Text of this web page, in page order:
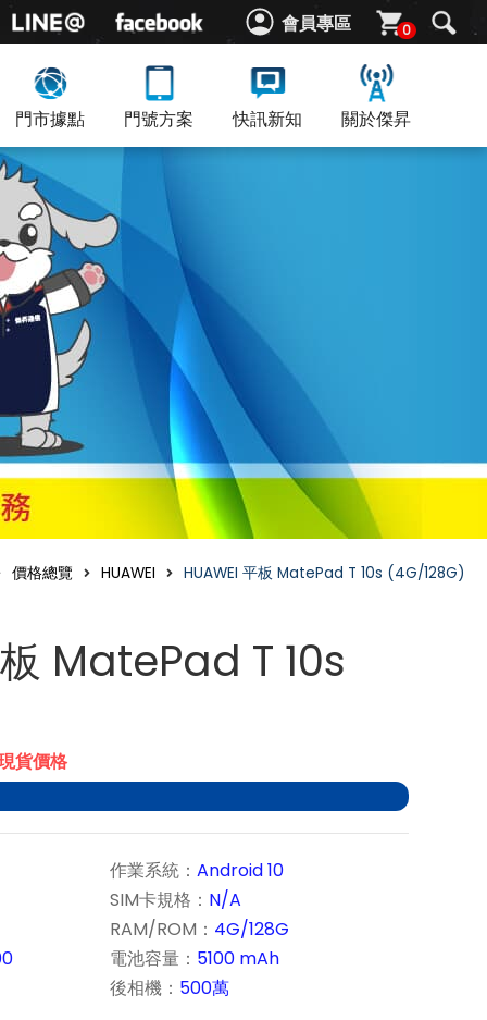
會員專區 0
門市據點 門號方案 快訊新知 關於傑昇
價格總覽 HUAWEI HUAWEI 平板 MatePad T 10s (4G/128G)
MatePad T 10s
貨價格
作業系統： Android 10
SIM卡規格： N/A
RAM/ROM： 4G/128G
電池容量： 5100 mAh
後相機： 500萬